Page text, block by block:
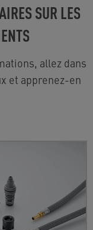
SUR LES
allez dans
et apprenez-en